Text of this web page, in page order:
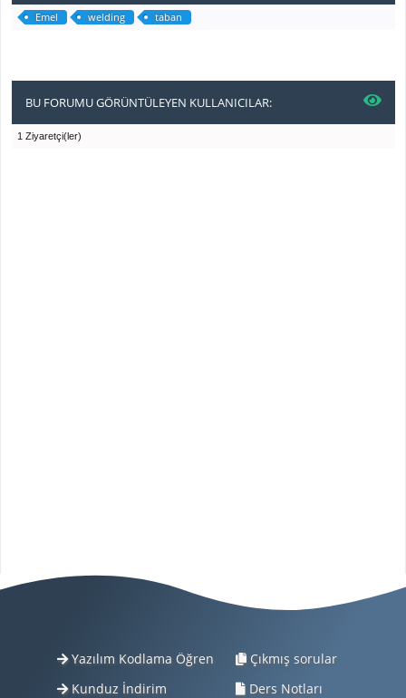
Emel welding taban
BU FORUMU GÖRÜNTÜLEYEN KULLANICILAR:
1 Ziyaretçi(ler)
Yazılım Kodlama Öğren
Kunduz İndirim
Çıkmış sorular
Ders Notları